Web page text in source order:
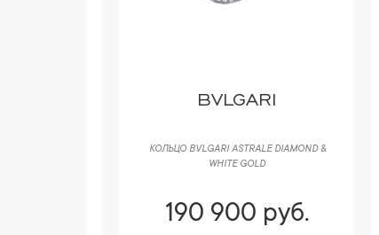
BVLGARI
КОЛЬЦО BVLGARI ASTRALE DIAMOND &
WHITE GOLD
190 900 руб.